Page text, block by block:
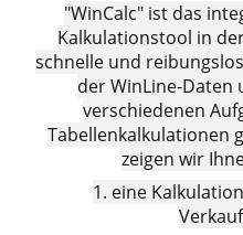
"WinCalc" ist das
Kalkulationstool in
schnelle und
der WinLine-
verschiedenen
Tabellenkalkulationen
zeigen wir
1. eine